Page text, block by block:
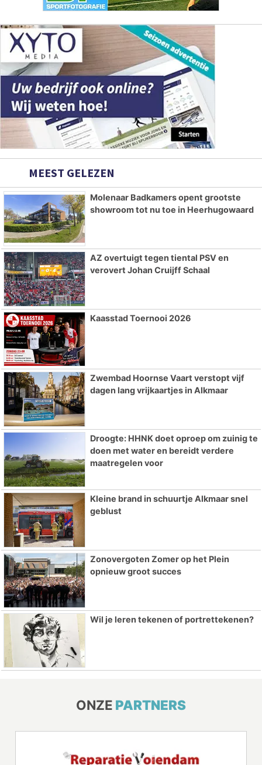
MEEST GELEZEN
Molenaar Badkamers opent grootste
showroom tot nu toe in Heerhugowaard
AZ overtuigt tegen tiental PSV en
verovert Johan Cruijff Schaal
Kaasstad Toernooi 2026
Zwembad Hoornse Vaart verstopt vijf
dagen lang vrijkaartjes in Alkmaar
Droogte: HHNK doet oproep om zuinig te
doen met water en bereidt verdere
maatregelen voor
Kleine brand in schuurtje Alkmaar snel
geblust
Zonovergoten Zomer op het Plein
opnieuw groot succes
Wil je leren tekenen of portrettekenen?
ONZE PARTNERS